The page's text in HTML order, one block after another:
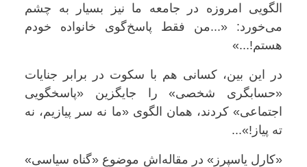
الگویی امروزه در جامعه ما نیز بسیار به چشم
می‌خورد: «...من فقط پاسخ‌گوی خانواده خودم
هستم!...»
در این بین، کسانی هم با سکوت در برابر جنایات
«حسابگری شخصی» را جایگزین «پاسخگویی‌
اجتماعی» کردند، همان الگوی «ما نه سر پیازیم، نه
ته پیاز!»...
«کارل یاسپرز» در مقاله‌اش موضوع «گناه سیاسی»